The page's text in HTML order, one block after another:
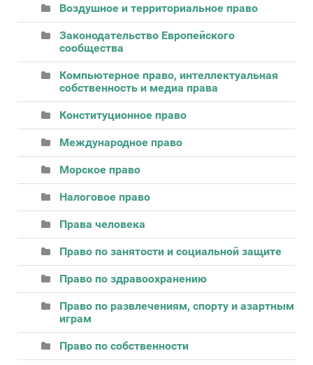
Воздушное и территориальное право
Законодательство Европейского
сообщества
Компьютерное право, интеллектуальная
собственность и медиа права
Конституционное право
Международное право
Морское право
Налоговое право
Права человека
Право по занятости и социальной защите
Право по здравоохранению
Право по развлечениям, спорту и азартным
играм
Право по собственности